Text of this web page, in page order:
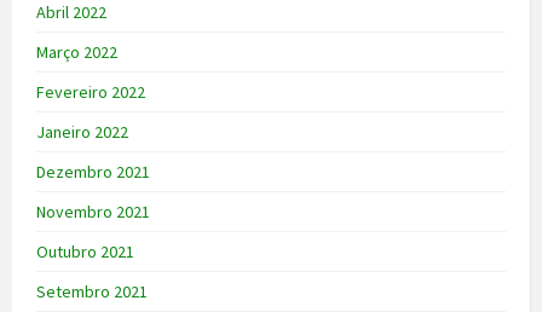
Abril 2022
Março 2022
Fevereiro 2022
Janeiro 2022
Dezembro 2021
Novembro 2021
Outubro 2021
Setembro 2021